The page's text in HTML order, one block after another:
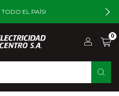
TODO EL PAÍS!
0